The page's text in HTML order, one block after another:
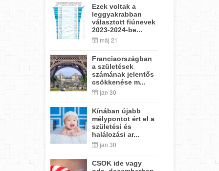
Ezek voltak a
leggyakrabban
választott fiúnevek
2023-2024-be...
máj 21
Franciaországban
a születések
számának jelentős
csökkenése m...
jan 30
Kínában újabb
mélypontot ért el a
születési és
halálozási ar...
jan 30
CSOK ide vagy